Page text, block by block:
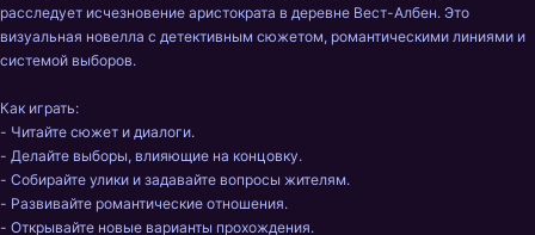
расследует исчезновение аристократа в деревне Вест-Албен. Это
визуальная новелла с детективным сюжетом, романтическими линиями и
системой выборов.
Как играть:
- Читайте сюжет и диалоги.
- Делайте выборы, влияющие на концовку.
- Собирайте улики и задавайте вопросы жителям.
- Развивайте романтические отношения.
- Открывайте новые варианты прохождения.